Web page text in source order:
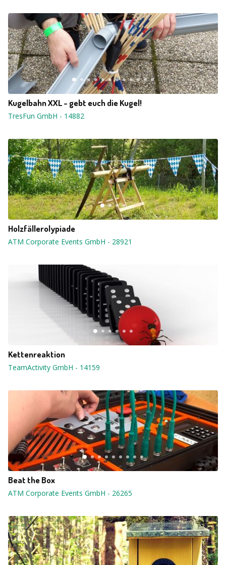
Kugelbahn XXL - gebt euch die Kugel!
TresFun GmbH - 14882
Holzfällerolypiade
ATM Corporate Events GmbH - 28921
Kettenreaktion
TeamActivity GmbH - 14159
Beat the Box
ATM Corporate Events GmbH - 26265